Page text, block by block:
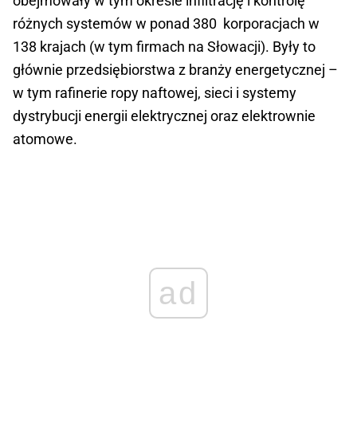
różnych systemów w ponad 380 korporacjach w
138 krajach (w tym firmach na Słowacji). Były to
głównie przedsiębiorstwa z branży energetycznej –
w tym rafinerie ropy naftowej, sieci i systemy
dystrybucji energii elektrycznej oraz elektrownie
atomowe.
ad